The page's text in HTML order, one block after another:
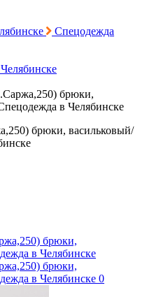
Спецодежда
брюки,
в Челябинске
брюки, васильковый/